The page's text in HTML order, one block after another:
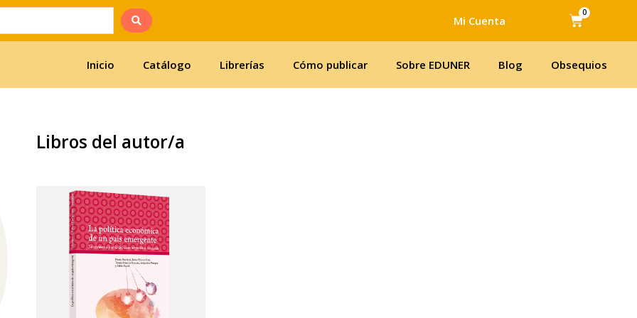
Mi Cuenta
0
Cart
Inicio Catálogo Librerías Cómo publicar Sobre EDUNER Blog Obsequios
Libros del autor/a